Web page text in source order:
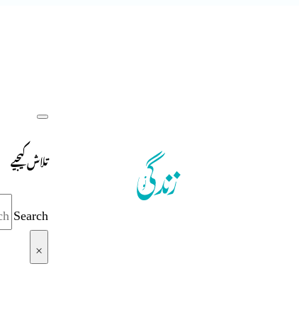
تلاش کیجیے
Search
×